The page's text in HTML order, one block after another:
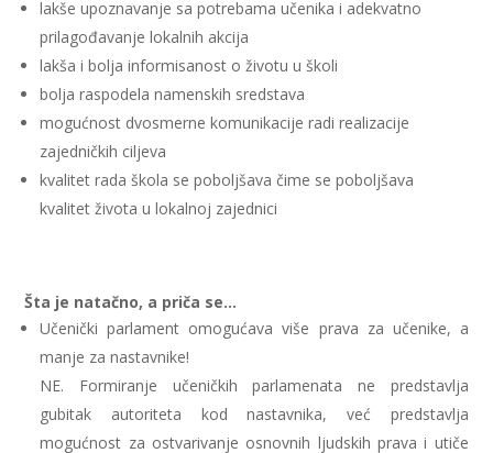
lakše upoznavanje sa potrebama učenika i adekvatno
prilagođavanje lokalnih akcija
lakša i bolja informisanost o životu u školi
bolja raspodela namenskih sredstava
mogućnost dvosmerne komunikacije radi realizacije
zajedničkih ciljeva
kvalitet rada škola se poboljšava čime se poboljšava
kvalitet života u lokalnoj zajednici
Šta je natačno, a priča se…
Učenički parlament omogućava više prava za učenike, a
manje za nastavnike!
NE. Formiranje učeničkih parlamenata ne predstavlja
gubitak autoriteta kod nastavnika, već predstavlja
mogućnost za ostvarivanje osnovnih ljudskih prava i utiče